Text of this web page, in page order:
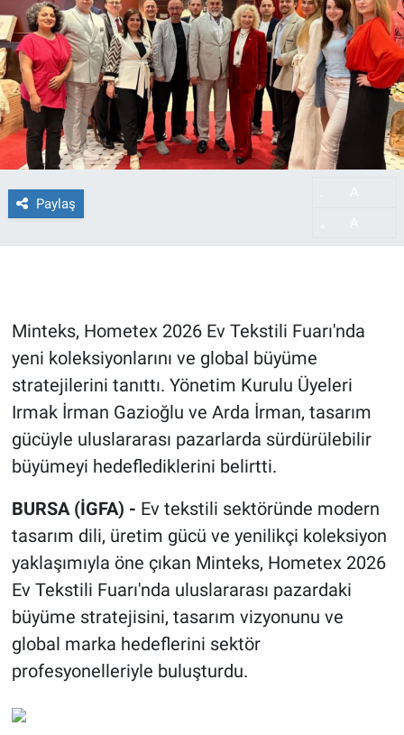
Paylaş
Minteks, Hometex 2026 Ev Tekstili Fuarı'nda
yeni koleksiyonlarını ve global büyüme
stratejilerini tanıttı. Yönetim Kurulu Üyeleri
Irmak İrman Gazioğlu ve Arda İrman, tasarım
gücüyle uluslararası pazarlarda sürdürülebilir
büyümeyi hedeflediklerini belirtti.
BURSA (İGFA) - Ev tekstili sektöründe modern
tasarım dili, üretim gücü ve yenilikçi koleksiyon
yaklaşımıyla öne çıkan Minteks, Hometex 2026
Ev Tekstili Fuarı'nda uluslararası pazardaki
büyüme stratejisini, tasarım vizyonunu ve
global marka hedeflerini sektör
profesyonelleriyle buluşturdu.
Künye
Son Dakika Haberleri
Haber Arşivi